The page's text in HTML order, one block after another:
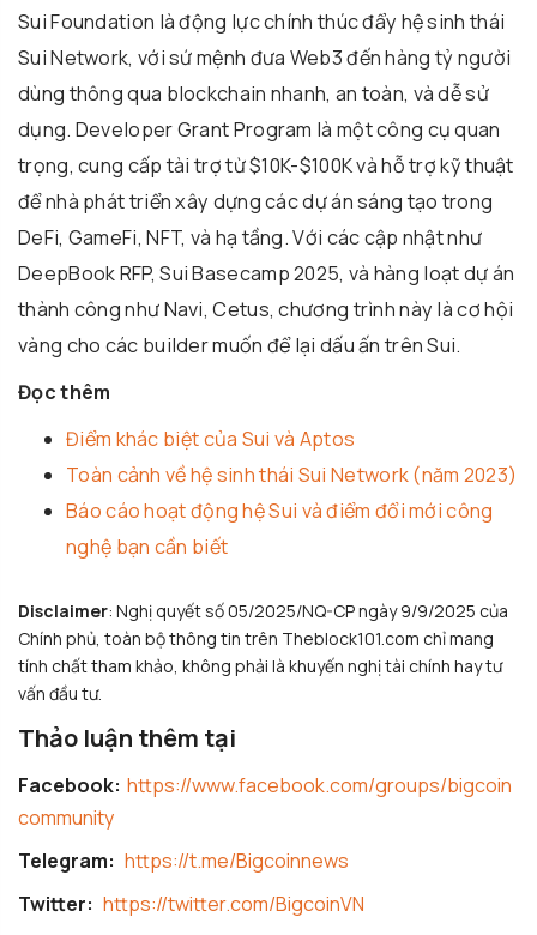
Sui Foundation là động lực chính thúc đẩy hệ sinh thái
Sui Network, với sứ mệnh đưa Web3 đến hàng tỷ người
dùng thông qua blockchain nhanh, an toàn, và dễ sử
dụng. Developer Grant Program là một công cụ quan
trọng, cung cấp tài trợ từ $10K-$100K và hỗ trợ kỹ thuật
để nhà phát triển xây dựng các dự án sáng tạo trong
DeFi, GameFi, NFT, và hạ tầng. Với các cập nhật như
DeepBook RFP, Sui Basecamp 2025, và hàng loạt dự án
thành công như Navi, Cetus, chương trình này là cơ hội
vàng cho các builder muốn để lại dấu ấn trên Sui.
Đọc thêm
Điểm khác biệt của Sui và Aptos
Toàn cảnh về hệ sinh thái Sui Network (năm 2023)
Báo cáo hoạt động hệ Sui và điểm đổi mới công
nghệ bạn cần biết
Disclaimer: Nghị quyết số 05/2025/NQ-CP ngày 9/9/2025 của
Chính phủ, toàn bộ thông tin trên Theblock101.com chỉ mang
tính chất tham khảo, không phải là khuyến nghị tài chính hay tư
vấn đầu tư.
Thảo luận thêm tại
Facebook: https://www.facebook.com/groups/bigcoin
community
Telegram: https://t.me/Bigcoinnews
Twitter: https://twitter.com/BigcoinVN